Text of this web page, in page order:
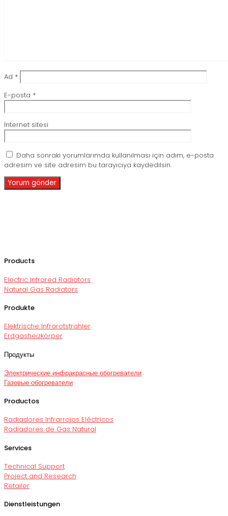
Ad *
E-posta *
İnternet sitesi
Daha sonraki yorumlarımda kullanılması için adım, e-posta
adresim ve site adresim bu tarayıcıya kaydedilsin.
Products
Electric Infrared Radiators
Natural Gas Radiators
Produkte
Elektrische Infrarotstrahler
Erdgasheizkörper
Продукты
Электрические инфракрасные обогреватели
Газовые обогреватели
Productos
Radiadores Infrarrojos Eléctricos
Radiadores de Gas Natural
Services
Technical Support
Project and Research
Retailer
Dienstleistungen